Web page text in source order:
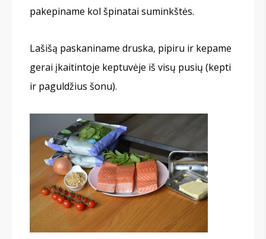
pakepiname kol špinatai suminkštės.
Lašišą paskaniname druska, pipiru ir kepame
gerai įkaitintoje keptuvėje iš visų pusių (kepti
ir paguldžius šonu).